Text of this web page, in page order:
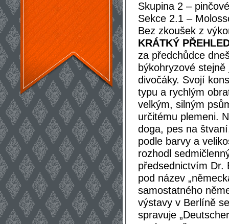
Skupina 2 –
Sekce 2.1 –
Bez zkoušek z
KRÁTKÝ
za předchůdce
býkohryzové
divočáky. Svojí
typu a rychlým
velkým, silným
určitému plemeni.
doga, pes na
podle barvy a
rozhodl
předsednictvím Dr.
pod název
samostatného
výstavy v Berlíně
spravuje